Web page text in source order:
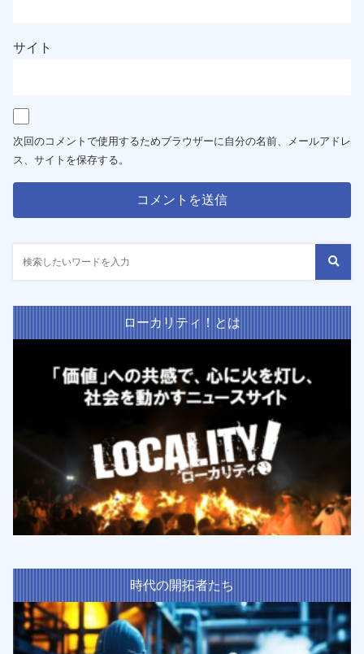
サイト
次回のコメントで使用するためブラウザーに自分の名前、メールアドレ
ス、サイトを保存する。
ローカリティ！とは
時代の開拓者たち